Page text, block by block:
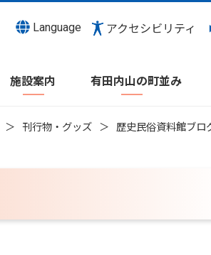
Language アクセシビリティ
施設案内 有田内山の町並み
刊行物・グッズ
歴史民俗資料館ブロ